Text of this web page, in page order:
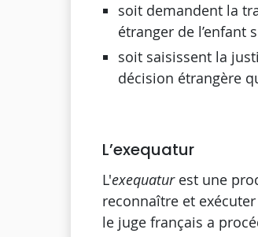
soit demandent la
étranger de l’enfant
soit saisissent la
décision étrangère
L’exequatur
L'exequaturest une
reconnaître et
le juge français a